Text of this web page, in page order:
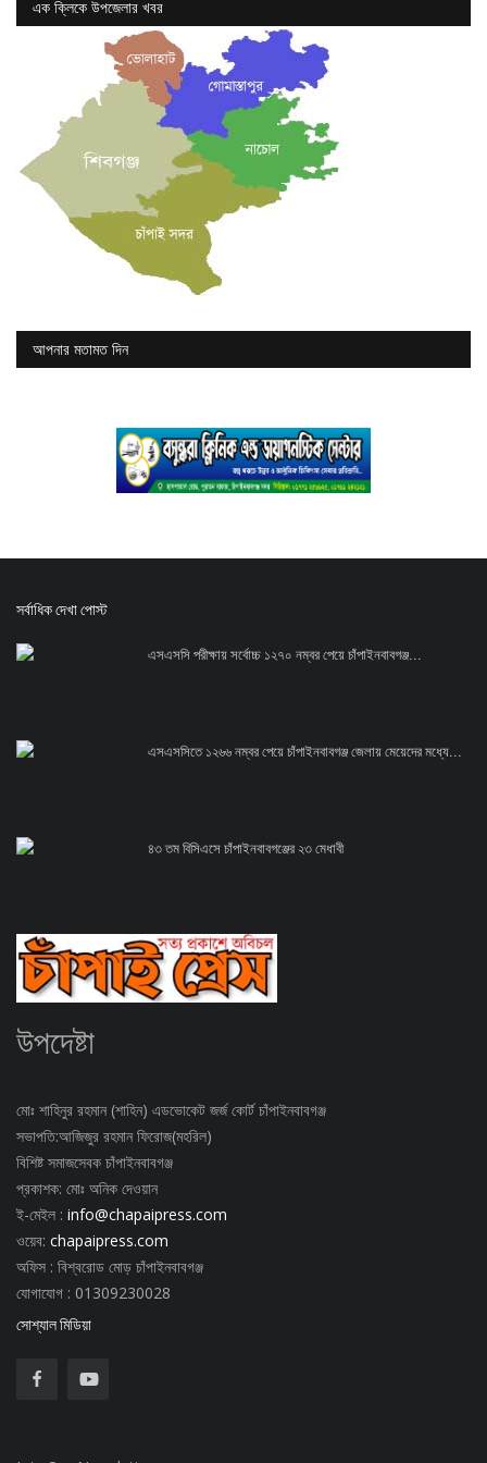
এক ক্লিকে উপজেলার খবর
আপনার মতামত দিন
সর্বাধিক দেখা পোস্ট
এসএসসি পরীক্ষায় সর্বোচ্চ ১২৭০ নম্বর পেয়ে চাঁপাইনবাবগঞ্জ...
এসএসসিতে ১২৬৬ নম্বর পেয়ে চাঁপাইনবাবগঞ্জ জেলায় মেয়েদের মধ্যে...
৪৩ তম বিসিএসে চাঁপাইনবাবগঞ্জের ২৩ মেধাবী
উপদেষ্টা
মোঃ শাহিনুর রহমান (শাহিন) এডভোকেট জর্জ কোর্ট চাঁপাইনবাবগঞ্জ
সভাপতি:আজিজুর রহমান ফিরোজ(মহরিল)
বিশিষ্ট সমাজসেবক চাঁপাইনবাবগঞ্জ
প্রকাশক: মোঃ অনিক দেওয়ান
ই-মেইল : info@chapaipress.com
ওয়েব: chapaipress.com
অফিস : বিশ্বরোড মোড় চাঁপাইনবাবগঞ্জ
যোগাযোগ : 01309230028
সোশ্যাল মিডিয়া